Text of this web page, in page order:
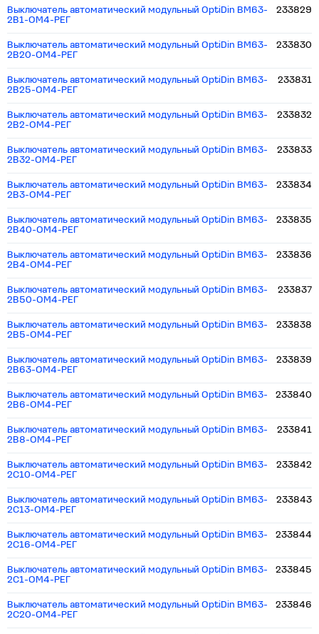
Выключатель автоматический модульный OptiDin BM63-
2B1-ОМ4-РЕГ
233829
Выключатель автоматический модульный OptiDin BM63-
2B20-ОМ4-РЕГ
233830
Выключатель автоматический модульный OptiDin BM63-
2B25-ОМ4-РЕГ
233831
Выключатель автоматический модульный OptiDin BM63-
2B2-ОМ4-РЕГ
233832
Выключатель автоматический модульный OptiDin BM63-
2B32-ОМ4-РЕГ
233833
Выключатель автоматический модульный OptiDin BM63-
2B3-ОМ4-РЕГ
233834
Выключатель автоматический модульный OptiDin BM63-
2B40-ОМ4-РЕГ
233835
Выключатель автоматический модульный OptiDin BM63-
2B4-ОМ4-РЕГ
233836
Выключатель автоматический модульный OptiDin BM63-
2B50-ОМ4-РЕГ
233837
Выключатель автоматический модульный OptiDin BM63-
2B5-ОМ4-РЕГ
233838
Выключатель автоматический модульный OptiDin BM63-
2B63-ОМ4-РЕГ
233839
Выключатель автоматический модульный OptiDin BM63-
2B6-ОМ4-РЕГ
233840
Выключатель автоматический модульный OptiDin BM63-
2B8-ОМ4-РЕГ
233841
Выключатель автоматический модульный OptiDin BM63-
2C10-ОМ4-РЕГ
233842
Выключатель автоматический модульный OptiDin BM63-
2C13-ОМ4-РЕГ
233843
Выключатель автоматический модульный OptiDin BM63-
2C16-ОМ4-РЕГ
233844
Выключатель автоматический модульный OptiDin BM63-
2C1-ОМ4-РЕГ
233845
Выключатель автоматический модульный OptiDin BM63-
2C20-ОМ4-РЕГ
233846